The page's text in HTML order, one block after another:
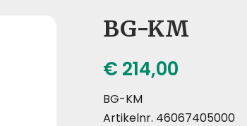
BG-KM
€ 214,00
BG-KM
Artikelnr. 46067405000